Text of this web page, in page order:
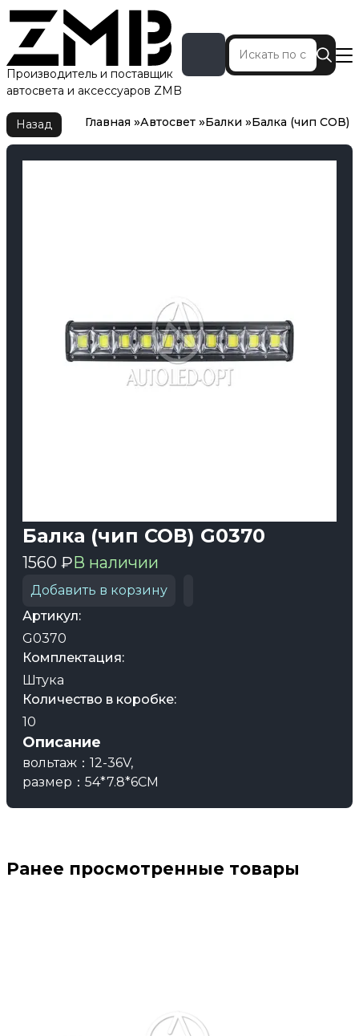
Производитель и поставщик
автосвета и аксессуаров ZMB
Главная Автосвет Балки Балка (чип СОВ)
Назад Главная Автосвет Балки Балка (чип СОВ)
Балка (чип СОВ) G0370
1560 ₽В наличии
Добавить в корзину
Артикул:
G0370
Комплектация:
Штука
Количество в коробке:
10
Описание
вольтаж：12-36V,
размер：54*7.8*6CM
Ранее просмотренные товары